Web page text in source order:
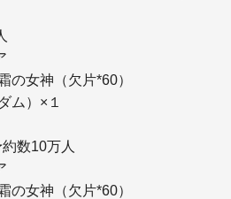
女神（欠片*60）
）×１
女神（欠片*60）